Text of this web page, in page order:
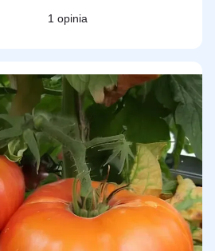
1 opinia